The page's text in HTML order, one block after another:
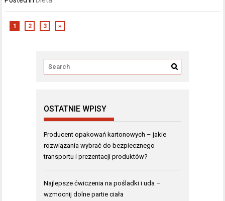
1 2 3 »
OSTATNIE WPISY
Producent opakowań kartonowych – jakie
rozwiązania wybrać do bezpiecznego
transportu i prezentacji produktów?
Najlepsze ćwiczenia na pośladki i uda –
wzmocnij dolne partie ciała